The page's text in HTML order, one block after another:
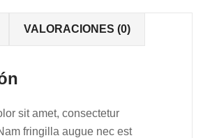
VALORACIONES (0)
sit amet, consectetur
fringilla augue nec est